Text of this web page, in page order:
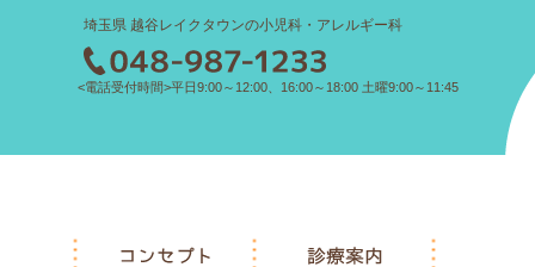
埼玉県 越谷レイクタウンの小児科・アレルギー科
<電話受付時間>平日9:00～12:00、16:00～18:00 土曜9:00～11:45